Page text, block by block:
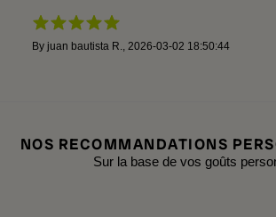
By juan bautista R. 2026-03-02 18:50:44
NOS RECOMMANDATIONS
Sur la base de vos goûts